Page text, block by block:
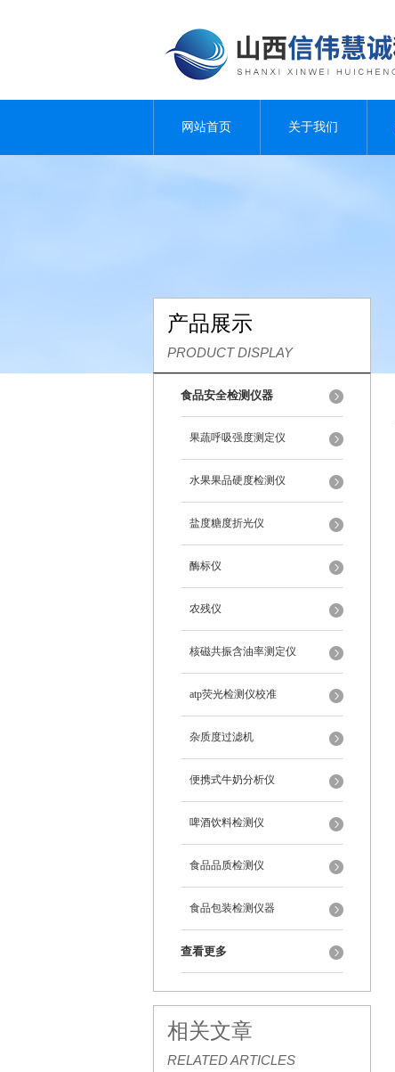
网站首页 关于我们
产品展示
PRODUCT DISPLAY
食品安全检测仪器
果蔬呼吸强度测定仪
水果果品硬度检测仪
盐度糖度折光仪
酶标仪
农残仪
核磁共振含油率测定仪
atp荧光检测仪校准
杂质度过滤机
便携式牛奶分析仪
啤酒饮料检测仪
食品品质检测仪
食品包装检测仪器
查看更多
相关文章
RELATED ARTICLES